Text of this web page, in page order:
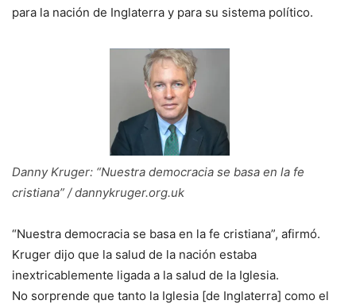
para la nación de Inglaterra y para su sistema político.
Danny Kruger: “Nuestra democracia se basa en la fe
cristiana” / dannykruger.org.uk
“Nuestra democracia se basa en la fe cristiana”, afirmó.
Kruger dijo que la salud de la nación estaba
inextricablemente ligada a la salud de la Iglesia.
No sorprende que tanto la Iglesia [de Inglaterra] como el